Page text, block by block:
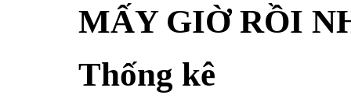
MẤY GIỜ RỒI
Thống kê